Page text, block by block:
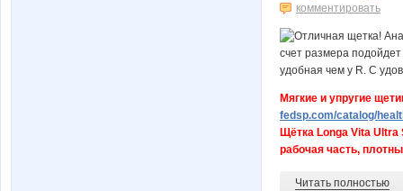
комментировать
Мягкие и упругие
fedsp.com/catalog/
Щётка Longa Vita Ultra
рабочая часть,
Читать полностью